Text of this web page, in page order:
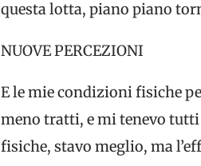
questa lotta, piano piano
NUOVE PERCEZIONI
E le mie condizioni fisiche
meno tratti, e mi tenevo
fisiche, stavo meglio, ma